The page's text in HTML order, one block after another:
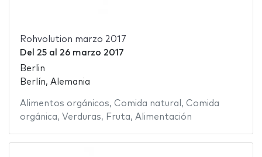
Rohvolution marzo 2017
Del 25al 26 marzo 2017
Berlin
Berlín, Alemania
Alimentos orgánicos, Comida natural , Comida
orgánica, Verduras, Fruta, Alimentación